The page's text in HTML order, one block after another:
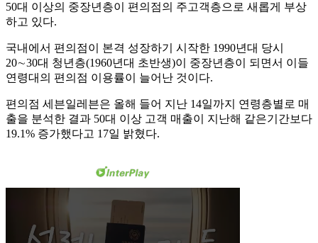
50대 이상의 중장년층이 편의점의 주고객층으로 새롭게 부상
하고 있다.
국내에서 편의점이 본격 성장하기 시작한 1990년대 당시
20∼30대 청년층(1960년대 초반생)이 중장년층이 되면서 이들
연령대의 편의점 이용률이 늘어난 것이다.
편의점 세븐일레븐은 올해 들어 지난 14일까지 연령층별로 매
출을 분석한 결과 50대 이상 고객 매출이 지난해 같은기간보다
19.1% 증가했다고 17일 밝혔다.